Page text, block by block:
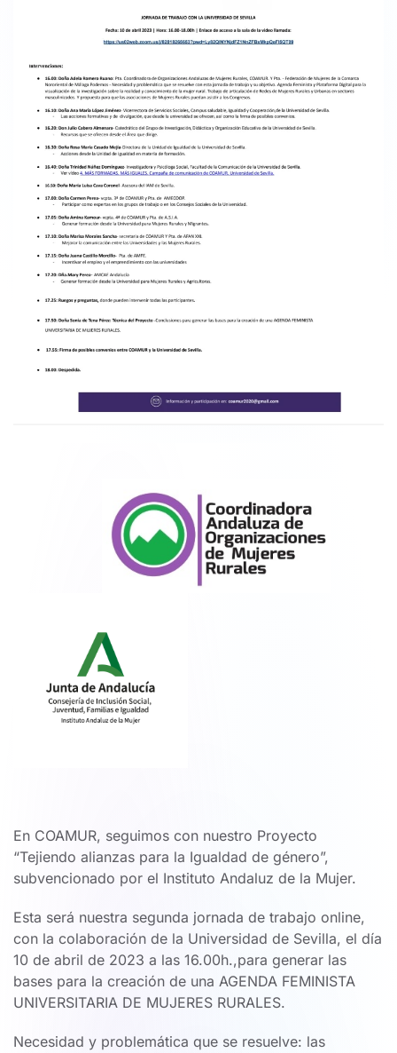
En COAMUR, seguimos con nuestro Proyecto
“Tejiendo alianzas para la Igualdad de género”,
subvencionado por el Instituto Andaluz de la Mujer.
Esta será nuestra segunda jornada de trabajo online,
con la colaboración de la Universidad de Sevilla, el día
10 de abril de 2023 a las 16.00h.,para generar las
bases para la creación de una AGENDA FEMINISTA
UNIVERSITARIA DE MUJERES RURALES.
Necesidad y problemática que se resuelve: las